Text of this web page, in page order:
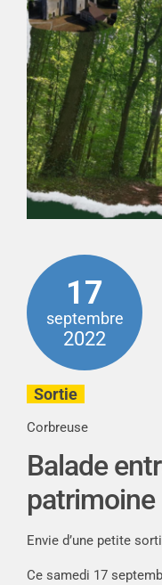
17
septembre
2022
Sortie
Corbreuse
Balade
patrimoine
Envie d’une petite
Ce samedi 17